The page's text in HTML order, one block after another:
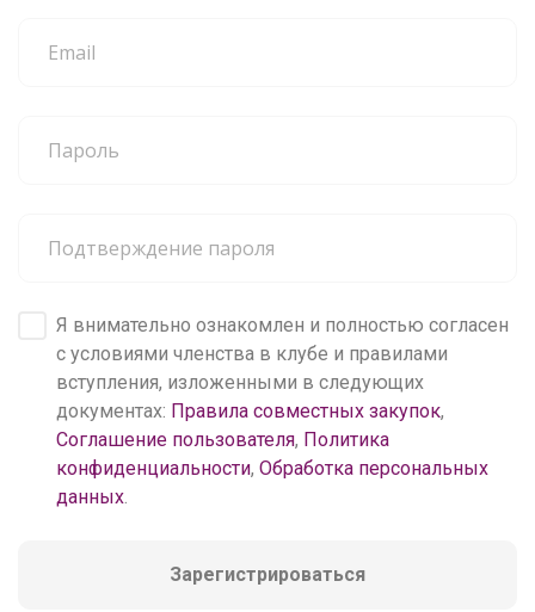
Я внимательно ознакомлен и полностью согласен
с условиями членства в клубе и правилами
вступления, изложенными в следующих
документах: Правила совместных закупок,
Соглашение пользователя, Политика
конфиденциальности, Обработка персональных
данных
Зарегистрироваться